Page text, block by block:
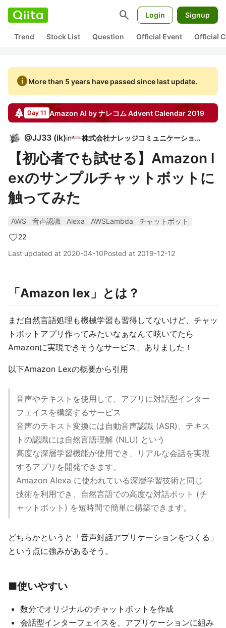
search Login Signup
Trend Stock List Question Official Event Official
infoMore than 5 years have passed since last update.
Day 11 Amazon AI by ナレコム Advent Calendar 2019
@JJ33 (ik)in 株式会社ナレッジコミュニケーション
【初心者でも試せる】Amazon l
exのサンプルチャットボットに
触ってみた
AWS 音声認識 Alexa AWSLambda
チャットボット
22
Last updated at 2020-04-10Posted at 2019-12-12
「Amazon lex」とは？
まだ自然言語処理も機械学習も習得してないけど、チャッ
トボットアプリ作ってみたいなぁなんて呟いてたら
Amazonに実現できそうなサービス、ありました！
以下Amazon Lexの概要から引用
音声やテキストを使用して、アプリに対話型インター
フェイスを構築するサービス
音声のテキスト変換には自動音声認識 (ASR)、テキス
トの認識には自然言語理解 (NLU) という
高度な深層学習機能が使用でき、リアルな会話を実現
するアプリを開発できます。
Amazon Alexa に使われている深層学習技術と同じ
技術を利用でき、自然言語での高度な対話ボット (チ
ャットボット) を短時間で簡単に構築できます。
どちらかというと「音声対話アプリケーションをつくる」
という点に強みがあるそう。
■使いやすい
数分でオリジナルのチャットボットを作成
会話型インターフェイスを、アプリケーションに組み